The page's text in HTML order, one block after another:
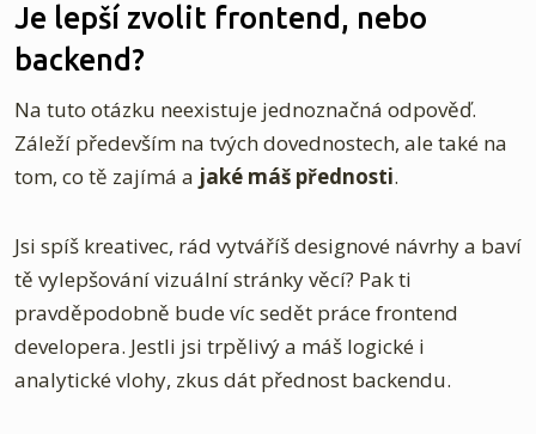
Je lepší zvolit frontend, nebo
backend?
Na tuto otázku neexistuje jednoznačná odpověď.
Záleží především na tvých dovednostech, ale také na
tom, co tě zajímá a jaké máš přednosti.
Jsi spíš kreativec, rád vytváříš designové návrhy a baví
tě vylepšování vizuální stránky věcí? Pak ti
pravděpodobně bude víc sedět práce frontend
developera. Jestli jsi trpělivý a máš logické i
analytické vlohy, zkus dát přednost backendu.